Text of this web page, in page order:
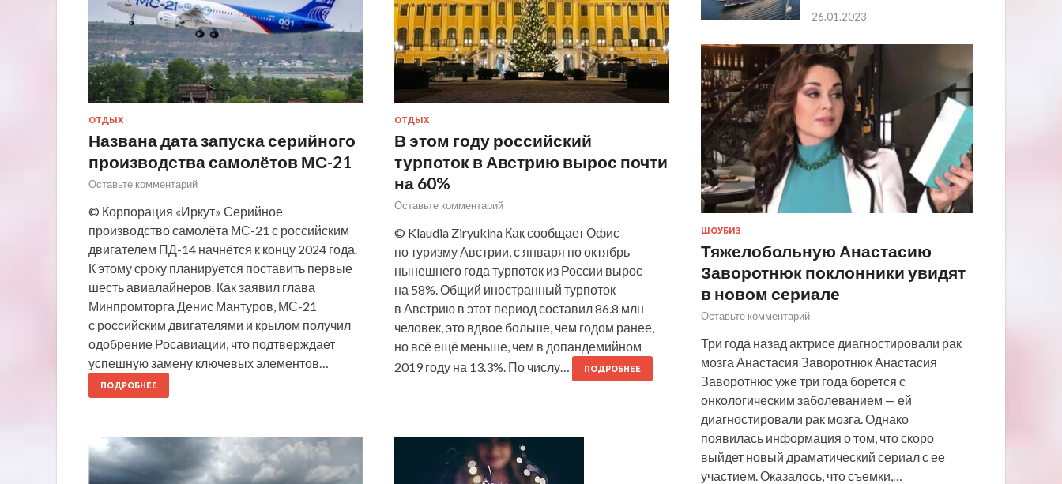
ОТДЫХ
Названа дата запуска серийного
производства самолётов МС-21
Оставьте комментарий
© Корпорация «Иркут» Серийное
производство самолёта МС-21 с российским
двигателем ПД-14 начнётся к концу 2024 года.
К этому сроку планируется поставить первые
шесть авиалайнеров. Как заявил глава
Минпромторга Денис Мантуров, МС-21
с российским двигателями и крылом получил
одобрение Росавиации, что подтверждает
успешную замену ключевых элементов…
ПОДРОБНЕЕ
ОТДЫХ
В этом году российский
турпоток в Австрию вырос почти
на 60%
Оставьте комментарий
© Klaudia Ziryukina Как сообщает Офис
по туризму Австрии, с января по октябрь
нынешнего года турпоток из России вырос
на 58%. Общий иностранный турпоток
в Австрию в этот период составил 86.8 млн
человек, это вдвое больше, чем годом ранее,
но всё ещё меньше, чем в допандемийном
2019 году на 13.3%. По числу…
ПОДРОБНЕЕ
26.01.2023
ШОУБИЗ
Тяжелобольную Анастасию
Заворотнюк поклонники увидят
в новом сериале
Оставьте комментарий
Три года назад актрисе диагностировали рак
мозга Анастасия Заворотнюк Анастасия
Заворотнюс уже три года борется с
онкологическим заболеванием — ей
диагностировали рак мозга. Однако
появилась информация о том, что скоро
выйдет новый драматический сериал с ее
участием. Оказалось, что съемки,…